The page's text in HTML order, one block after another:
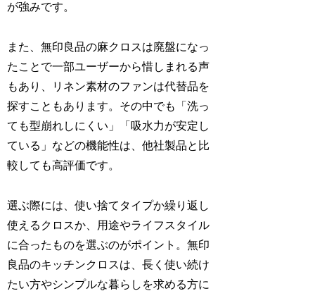
が強みです。
また、無印良品の麻クロスは廃盤になっ
たことで一部ユーザーから惜しまれる声
もあり、リネン素材のファンは代替品を
探すこともあります。その中でも「洗っ
ても型崩れしにくい」「吸水力が安定し
ている」などの機能性は、他社製品と比
較しても高評価です。
選ぶ際には、使い捨てタイプか繰り返し
使えるクロスか、用途やライフスタイル
に合ったものを選ぶのがポイント。無印
良品のキッチンクロスは、長く使い続け
たい方やシンプルな暮らしを求める方に